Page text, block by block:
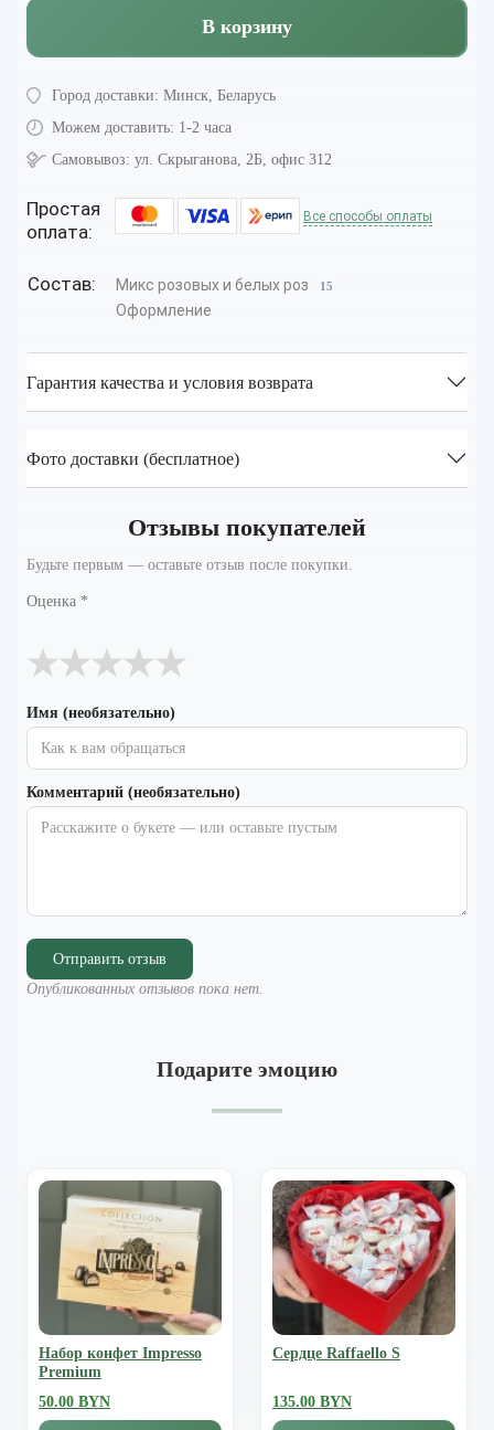
В корзину
Город доставки: Минск, Беларусь
Можем доставить: 1-2 часа
Самовывоз: ул. Скрыганова, 2Б, офис 312
Простая
оплата:
Все способы оплаты
Состав: Микс розовых и белых роз 15
Оформление
Гарантия качества и условия возврата
Фото доставки (бесплатное)
Отзывы покупателей
Будьте первым — оставьте отзыв после покупки.
Оценка *
★
★
★
★
★
Имя (необязательно)
Комментарий (необязательно)
Отправить отзыв
Опубликованных отзывов пока нет.
Подарите эмоцию
Набор конфет Impresso
Premium
50.00 BYN
Сердце Raffaello S
135.00 BYN